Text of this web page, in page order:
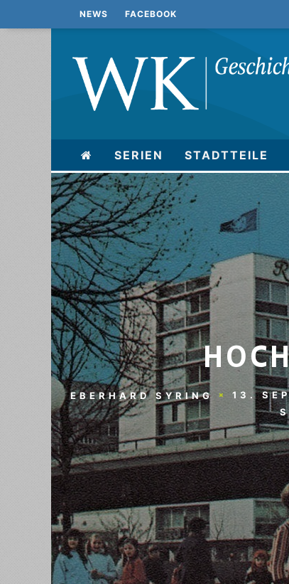
NEWS FACEBOOK
SERIEN STADTTEILE
EBERHARD SYRING 13.